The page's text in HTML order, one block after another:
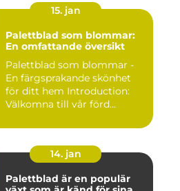
15. jan
Palettblad som blommar:
En omfattande översikt
Palettblad som blommar -
En färgsprakande skönhet
för ditt hem Introduction:
Välkomna till vår förd...
14. jan
Palettblad är en populär